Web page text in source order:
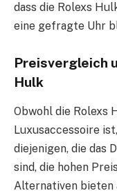
dass die Rolexs
eine gefragte Uhr
Preisvergleich
Hulk
Obwohl die Rolexs
Luxusaccessoire
diejenigen, die das
sind, die hohen
Alternativen bieten